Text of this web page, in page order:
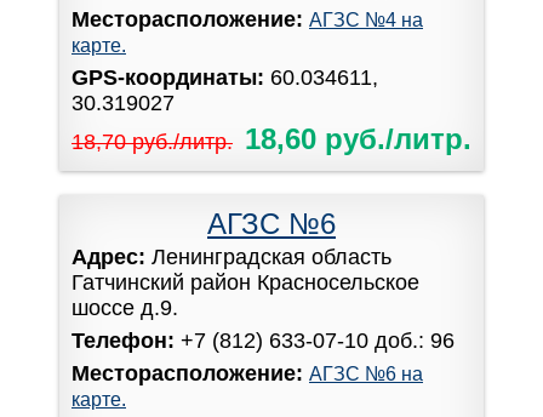
Месторасположение: АГЗС №4 на
карте.
GPS-координаты: 60.034611,
30.319027
18,70 руб./литр. 18,60 руб./литр.
АГЗС №6
Адрес: Ленинградская область
Гатчинский район Красносельское
шоссе д.9.
Телефон: +7 (812) 633-07-10 доб.: 96
Месторасположение: АГЗС №6 на
карте.